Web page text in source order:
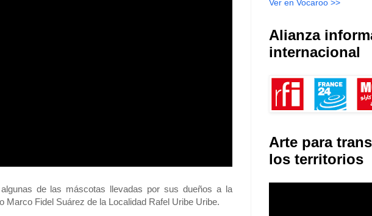
de las máscotas llevadas por sus dueños a la
Marco Fidel Suárez de la Localidad Rafel Uribe Uribe.
Alianza
internacional
Arte para
los territorios